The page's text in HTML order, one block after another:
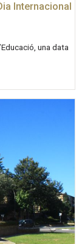
Internacional
una data